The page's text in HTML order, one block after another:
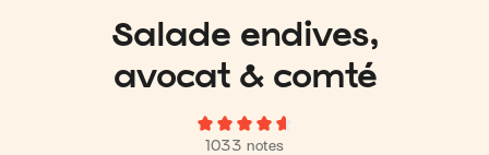
Salade endives,
avocat & comté
1033 notes